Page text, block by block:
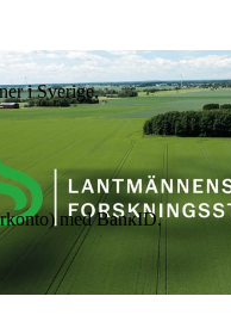
i Sverige.
med BankID.